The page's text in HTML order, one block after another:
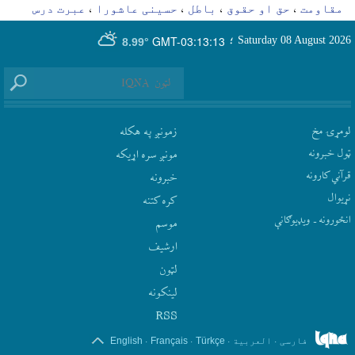
مقاومت ، حق او حقوق ، باطل ، حسینی عاشورا ، عبرت درس
GMT-03:13:13
8.99° Saturday 08 August 2026 ؛
لومړۍ مخ
ټول خبرونه
قرآني کارونه
نړيوال
انځورونه ـ ویډیوګانې
زمونږ په هکله
مونږ سره اړيکه
‫خبرونه
کره کتنه
موسم
ارشيف
لټون
لينکونه
RSS
فارسی . العربیة .
Türkçe
.
Français
.
English